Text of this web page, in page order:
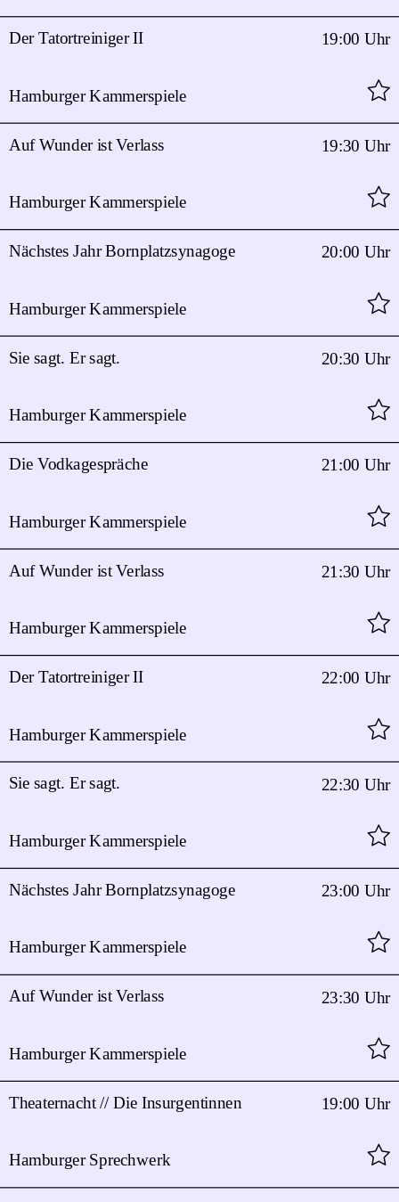
Hamburger Kammerspiele
19:00 Uhr
Der Tatortreiniger II
Hamburger Kammerspiele
19:30 Uhr
Auf Wunder ist Verlass
Hamburger Kammerspiele
20:00 Uhr
Nächstes Jahr Bornplatzsynagoge
Hamburger Kammerspiele
20:30 Uhr
Sie sagt. Er sagt.
Hamburger Kammerspiele
21:00 Uhr
Die Vodkagespräche
Hamburger Kammerspiele
21:30 Uhr
Auf Wunder ist Verlass
Hamburger Kammerspiele
22:00 Uhr
Der Tatortreiniger II
Hamburger Kammerspiele
22:30 Uhr
Sie sagt. Er sagt.
Hamburger Kammerspiele
23:00 Uhr
Nächstes Jahr Bornplatzsynagoge
Hamburger Kammerspiele
23:30 Uhr
Auf Wunder ist Verlass
Hamburger Sprechwerk
19:00 Uhr
Theaternacht // Die Insurgentinnen